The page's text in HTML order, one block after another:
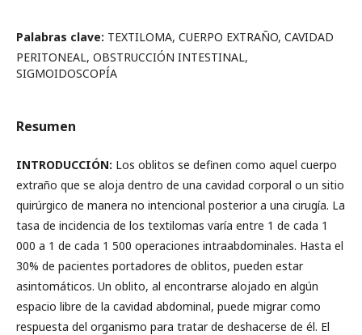
Palabras clave: TEXTILOMA, CUERPO EXTRAÑO, CAVIDAD
PERITONEAL, OBSTRUCCIÓN INTESTINAL,
SIGMOIDOSCOPÍA
Resumen
INTRODUCCIÓN: Los oblitos se definen como aquel cuerpo
extraño que se aloja dentro de una cavidad corporal o un sitio
quirúrgico de manera no intencional posterior a una cirugía. La
tasa de incidencia de los textilomas varía entre 1 de cada 1
000 a 1 de cada 1 500 operaciones intraabdominales. Hasta el
30% de pacientes portadores de oblitos, pueden estar
asintomáticos. Un oblito, al encontrarse alojado en algún
espacio libre de la cavidad abdominal, puede migrar como
respuesta del organismo para tratar de deshacerse de él. El